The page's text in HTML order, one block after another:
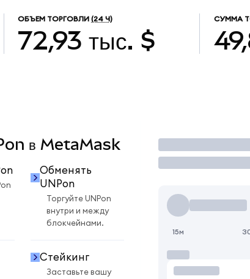
ОБЪЕМ ТОРГОВЛИ (24 Ч)
72,93 тыс. $
СУММА
в MetaMask
Обменять
UNPon
Торгуйте UNPon
внутри и между
блокчейнами.
Стейкинг
Заставьте вашу
Торговать
15м